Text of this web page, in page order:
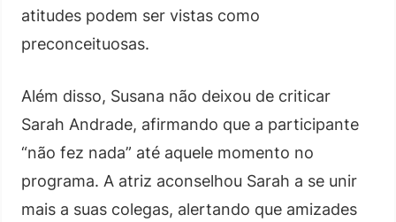
atitudes podem ser vistas como
preconceituosas.
Além disso, Susana não deixou de criticar
Sarah Andrade, afirmando que a participante
“não fez nada” até aquele momento no
programa. A atriz aconselhou Sarah a se unir
mais a suas colegas, alertando que amizades